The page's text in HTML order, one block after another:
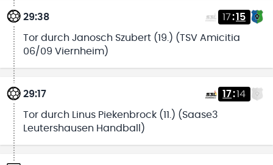
29:38 17:15
Tor durch Janosch Szubert (19.) (TSV Amicitia
06/09 Viernheim)
29:17 17:14
Tor durch Linus Piekenbrock (11.) (Saase3
Leutershausen Handball)